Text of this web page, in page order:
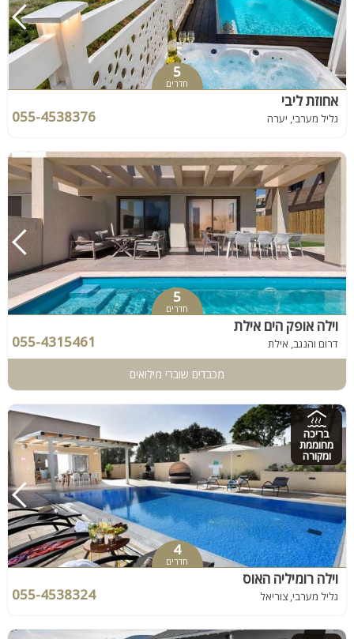
5
חדרים
אחוזת ליבי
גליל מערבי, יערה 055-4538376
5
חדרים
וילה אופק הים אילת
דרום והנגב, אילת 055-4315461
מכבדים שוברי מילואים
בריכה
מחוממת
ומקורה
4
חדרים
וילה רומיליה האוס
גליל מערבי, צוריאל 055-4538324